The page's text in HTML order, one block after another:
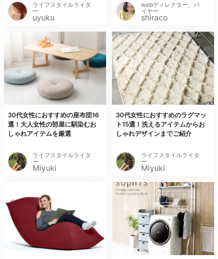
ライフスタイルライタ
ー
uyuku
webディレクター、バ
イヤー
shiraco
30代女性におすすめの座布団16
選！大人女性の部屋に馴染むお
しゃれアイテムを厳選
ライフスタイルライタ
ー
Miyuki
30代女性におすすめのラグマッ
ト15選！洗えるアイテムからお
しゃれデザインまでご紹介
ライフスタイルライタ
ー
Miyuki